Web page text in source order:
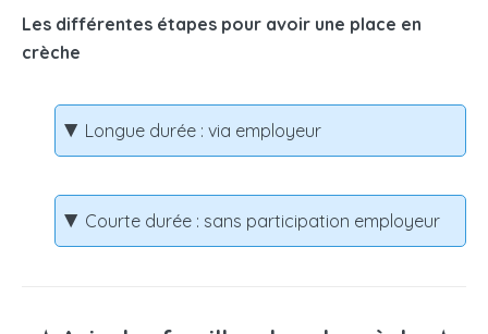
Les différentes étapes pour avoir une place en
crèche
Longue durée : via employeur
Courte durée : sans participation employeur